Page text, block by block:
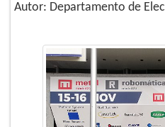
Autor: Departamento de